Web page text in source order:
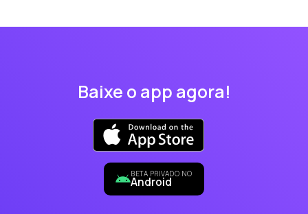
Baixe o app agora!
BETA PRIVADO NO
Android